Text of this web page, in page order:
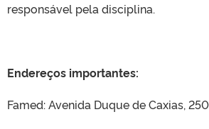
responsável pela disciplina.
Endereços importantes:
Famed: Avenida Duque de Caxias,